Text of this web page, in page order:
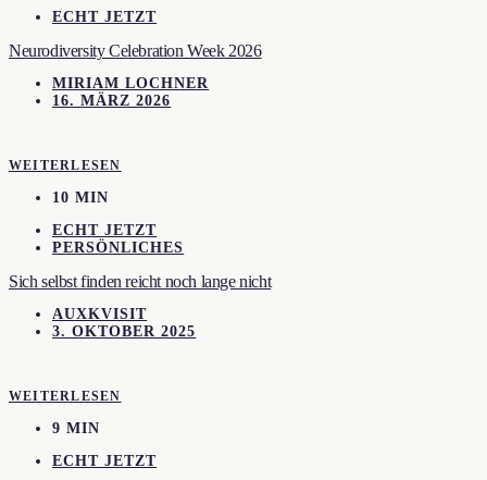
ECHT JETZT
Neurodiversity Celebration Week 2026
MIRIAM LOCHNER
16. MÄRZ 2026
WEITERLESEN
10 MIN
ECHT JETZT
PERSÖNLICHES
Sich selbst finden reicht noch lange nicht
AUXKVISIT
3. OKTOBER 2025
WEITERLESEN
9 MIN
ECHT JETZT